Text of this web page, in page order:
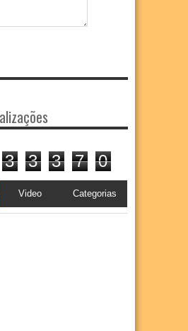
3 3 3 7 0
Video Categorias